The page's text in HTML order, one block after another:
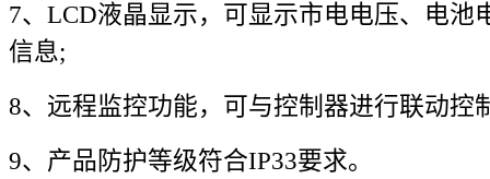
7、LCD液晶显示，可显示市电电压、电池
信息;
8、远程监控功能，可与控制器进行联动控
9、产品防护等级符合IP33要求。